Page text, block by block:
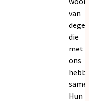
van
die
met
ons
Hun